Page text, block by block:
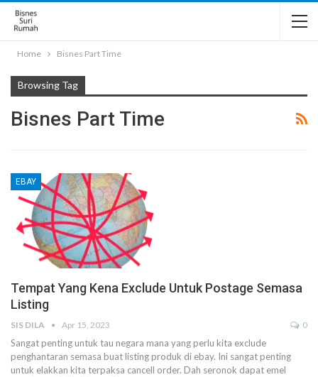
Home Bisnes Part Time
Browsing Tag
Bisnes Part Time
EBAY
Tempat Yang Kena Exclude Untuk Postage Semasa
Listing
SIS DILA Apr 15, 2023 0
Sangat penting untuk tau negara mana yang perlu kita exclude
penghantaran semasa buat listing produk di ebay. Ini sangat penting
untuk elakkan kita terpaksa cancell order. Dah seronok dapat emel